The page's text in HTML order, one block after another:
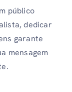
público
dedicar
garante
mensagem